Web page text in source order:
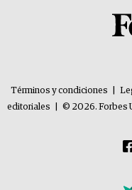
Términos y condiciones
editoriales
© 2026. Forbes